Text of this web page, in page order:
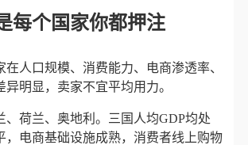
每个国家你都押注
在人口规模、消费能力、电商渗透率、
明显，卖家不宜平均用力。
、荷兰、奥地利。三国人均GDP均处
，电商基础设施成熟，消费者线上购物